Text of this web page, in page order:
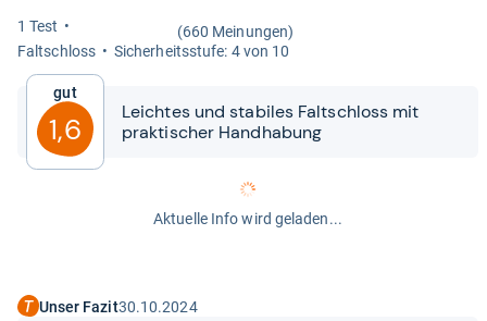
1 Test
(660 Meinungen)
Falt­schloss
Sicher­heits­stufe: 4 von 10
Gut
1,6
Leich­tes und sta­bi­les Falt­schloss mit
prak­ti­scher Hand­ha­bung
Aktuelle Info wird geladen...
Unser Fazit30.10.2024